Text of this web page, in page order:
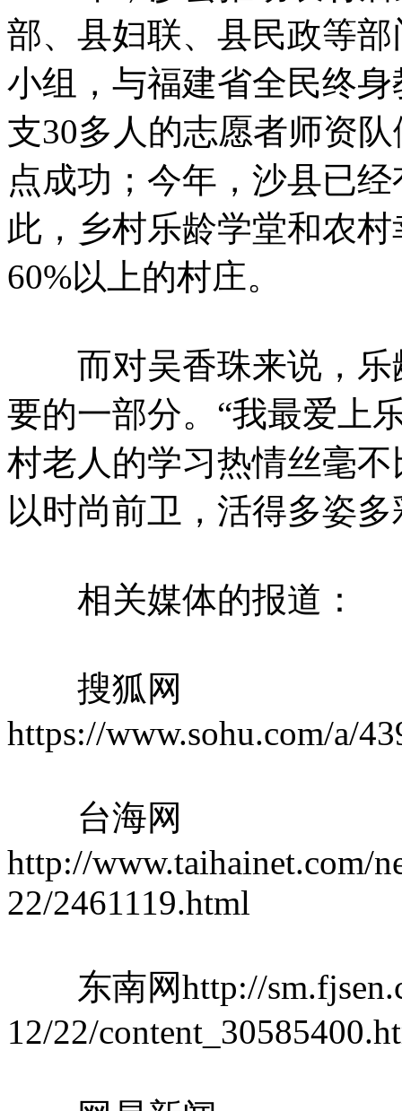
部、县妇联、县民政等
小组，与福建省全民终
支30多人的志愿者师资
点成功；今年，沙县已
此，乡村乐龄学堂和农
60%以上的村庄。
而对吴香珠来说，乐
要的一部分。“我最爱上
村老人的学习热情丝毫
以时尚前卫，活得多姿多
相关媒体的报道：
搜狐网
https://www.sohu.com/a/
台海网
http://www.taihainet.com/
22/2461119.html
东南网http://
12/22/